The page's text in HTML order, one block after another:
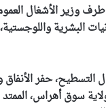
وزير الأشغال
الإمكانيات البشرية
حفر